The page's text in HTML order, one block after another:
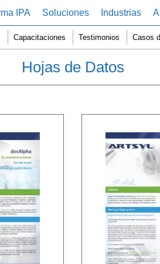
IPA Soluciones Industrias
Capacitaciones Testimonios Casos
Hojas de Datos